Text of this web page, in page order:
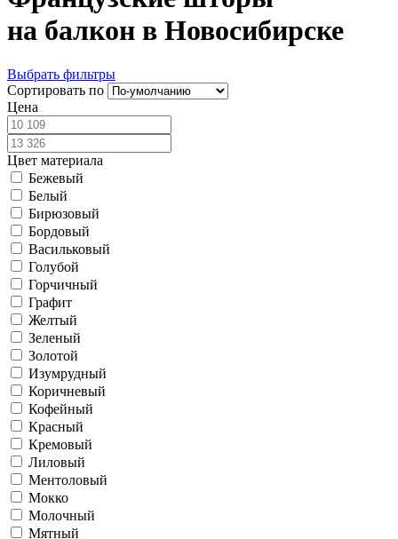
на балкон в Новосибирске
Выбрать фильтры
Сортировать по
Цена
Цвет материала
Бежевый
Белый
Бирюзовый
Бордовый
Васильковый
Голубой
Горчичный
Графит
Желтый
Зеленый
Золотой
Изумрудный
Коричневый
Кофейный
Красный
Кремовый
Лиловый
Ментоловый
Мокко
Молочный
Мятный